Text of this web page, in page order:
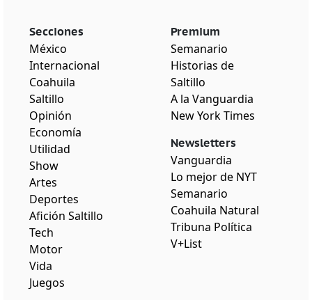
Secciones
México
Internacional
Coahuila
Saltillo
Opinión
Economía
Utilidad
Show
Artes
Deportes
Afición Saltillo
Tech
Motor
Vida
Juegos
Premium
Semanario
Historias de
Saltillo
A la Vanguardia
New York Times
Newsletters
Vanguardia
Lo mejor de NYT
Semanario
Coahuila Natural
Tribuna Política
V+List